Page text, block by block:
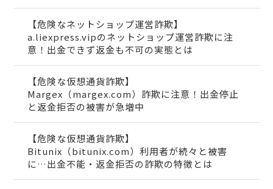
【危険なネットショップ運営詐欺】
a.liexpress.vipのネットショップ運営詐欺に注
意！出金できず返金も不可の実態とは
【危険な仮想通貨詐欺】
Margex（margex.com）詐欺に注意！出金停止
と返金拒否の被害が急増中
【危険な仮想通貨詐欺】
Bitunix（bitunix.com）利用者が続々と被害
に…出金不能・返金拒否の詐欺の特徴とは